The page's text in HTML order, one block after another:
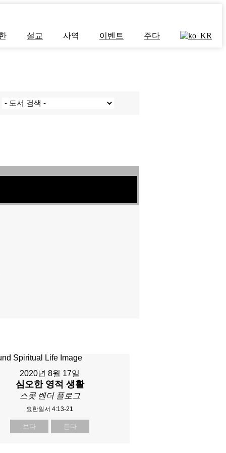
설교 사역 이벤트 주다
2020년 8월 17일
심오한 영적 생활
스콧 밴더 플로그
요한일서 4:13-21
보다 듣다